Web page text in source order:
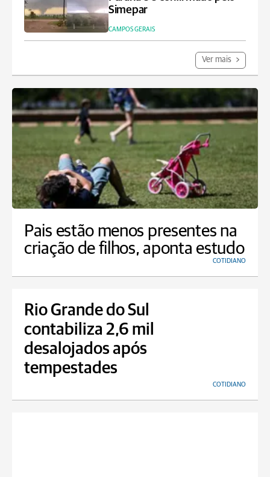
Simepar
CAMPOS GERAIS
Ver mais
Pais estão menos presentes na
criação de filhos, aponta estudo
COTIDIANO
Rio Grande do Sul
contabiliza 2,6 mil
desalojados após
tempestades
COTIDIANO